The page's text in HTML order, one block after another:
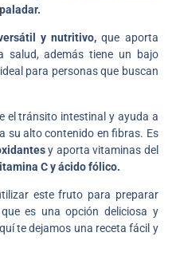
y nutritivo, que aporta
salud, además tiene un bajo
para personas que buscan
el tránsito intestinal y ayuda a
su alto contenido en fibras. Es
y aporta vitaminas del
C y ácido fólico.
este fruto para preparar
que es una opción deliciosa y
te dejamos una receta fácil y